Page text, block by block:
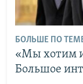
БОЛЬШЕ ПО
«Мы хотим
Большое